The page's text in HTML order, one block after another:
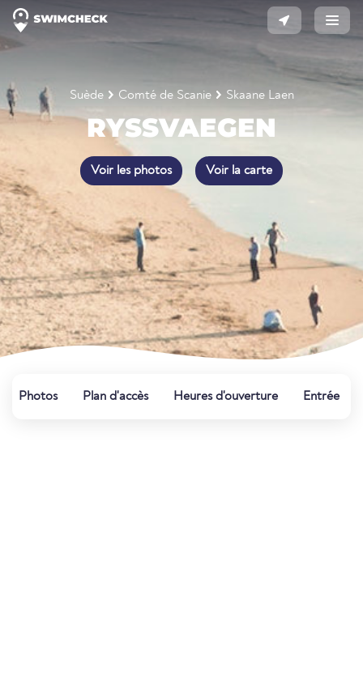
Suède Comté de Scanie Skaane Laen
RYSSVAEGEN
Voir les photos Voir la carte
Photos Plan d'accès Heures d'ouverture Entrée